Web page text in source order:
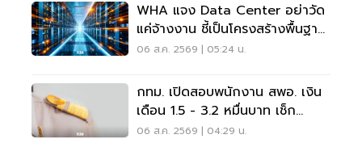
WHA แจง Data Center อย่าวัด
แค่จ้างงาน ชี้เป็นโครงสร้างพื้นฐาน
เศรษฐกิจดิจิทัล
06 ส.ค. 2569 | 05:24 น.
กทม. เปิดสอบพนักงาน สพอ. เงิน
เดือน 1.5 - 3.2 หมื่นบาท เช็ก
เงื่อนไข-วิธีสมัครที่นี่
06 ส.ค. 2569 | 04:29 น.